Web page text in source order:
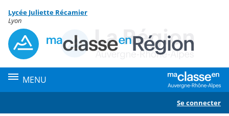
Menu de la rubrique
Contenu
Lycée Juliette Récamier
Lyon
MENU
Se connecter